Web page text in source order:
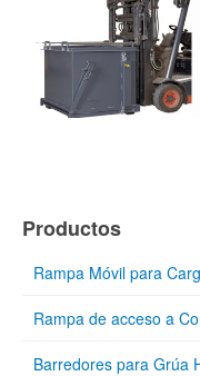
Productos
Rampa Móvil para
Rampa de acceso a
Barredores para Grúa